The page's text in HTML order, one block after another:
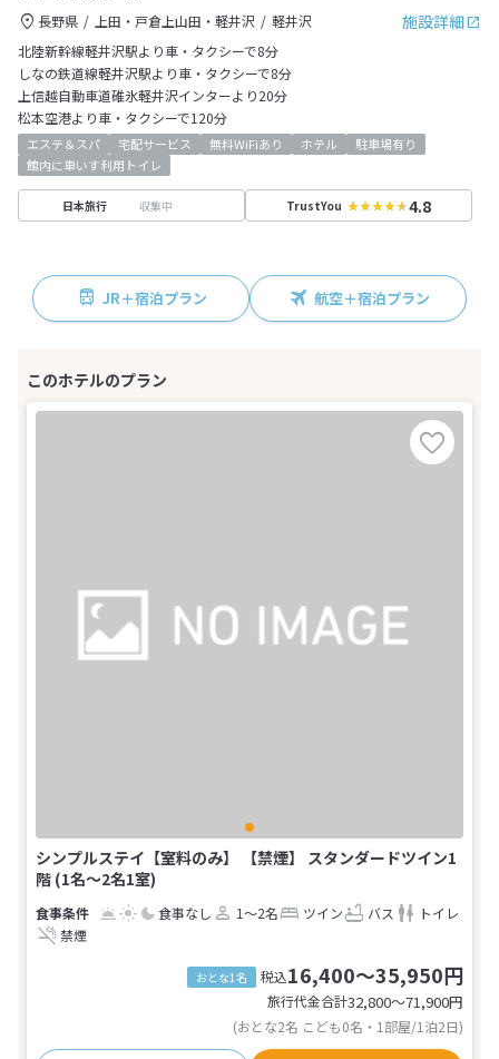
施設詳細
長野県 上田・戸倉上山田・軽井沢
軽井沢
北陸新幹線軽井沢駅より車・タクシーで8分
しなの鉄道線軽井沢駅より車・タクシーで8分
上信越自動車道碓氷軽井沢インターより20分
松本空港より車・タクシーで120分
エステ＆スパ 宅配サービス 無料WiFiあり ホテル
駐車場有り
館内に車いす利用トイレ
日本旅行 収集中 TrustYou 4.8
JR＋宿泊プラン 航空＋宿泊プラン
シンプルステイ【室料のみ】 【禁煙】 スタンダードツイン1
階 (1名～2名1室)
食事なし 1～2名 ツイン バス
トイレ
禁煙
おとな1名 税込16,400～35,950円
旅行代金合計32,800〜71,900円
(おとな2名 こども0名・1部屋/1泊2日)